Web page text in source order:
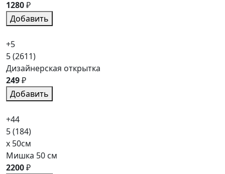
1280₽
Добавить
+5
5(2611)
Дизайнерская открытка
249₽
Добавить
+44
5(184)
x 50см
Мишка 50 см
2200₽